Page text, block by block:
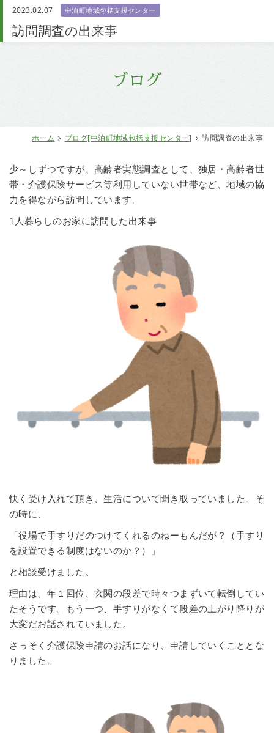
ブログ
ホーム ブログ[中泊町地域包括支援センター] 訪問調査の出来事
2023.02.07 中泊町地域包括支援センター
訪問調査の出来事
少～しずつですが、高齢者実態調査として、独居・高齢者世
帯・介護保険サービス等利用していない世帯など、地域の協
力を得ながら訪問しています。
1人暮らしのお家に訪問した出来事
快く受け入れて頂き、生活について聞き取っていました。そ
の時に、
「役場で手すりだのつけてくれるのねーもんだが？（手すり
を設置できる制度はないのか？）」
と相談受けました。
理由は、年１回位、玄関の段差で時々つまずいて転倒してい
たそうです。もう一つ、手すりがなくて段差の上がり降りが
大変だお話されていました。
さっそく介護保険申請のお話になり、申請していくこととな
りました。